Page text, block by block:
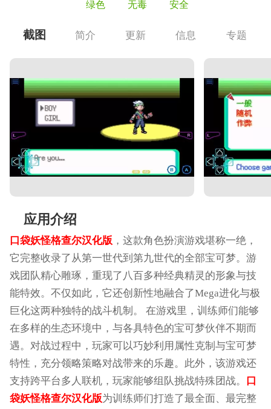
绿色 无毒 安全
截图 简介 更新 信息 专题
应用介绍
口袋妖怪格查尔汉化版 ，这款角色扮演游戏堪称一绝，
它完整收录了从第一世代到第九世代的全部宝可梦。游
戏团队精心雕琢，重现了八百多种经典精灵的形象与技
能特效。不仅如此，它还创新性地融合了Mega进化与极
巨化这两种独特的战斗机制。 在游戏里，训练师们能够
在多样的生态环境中，与各具特色的宝可梦伙伴不期而
遇。对战过程中，玩家可以巧妙利用属性克制与宝可梦
特性，充分领略策略对战带来的乐趣。此外，该游戏还
支持跨平台多人联机，玩家能够组队挑战特殊团战。
口
袋妖怪格查尔汉化版为训练师们打造了最全面、最完整